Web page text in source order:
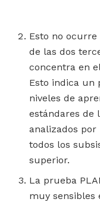
Esto no
de las dos
concentra en
Esto indica un
niveles de
estándares de
analizados por
todos los
superior.
La prueba
muy sensibles